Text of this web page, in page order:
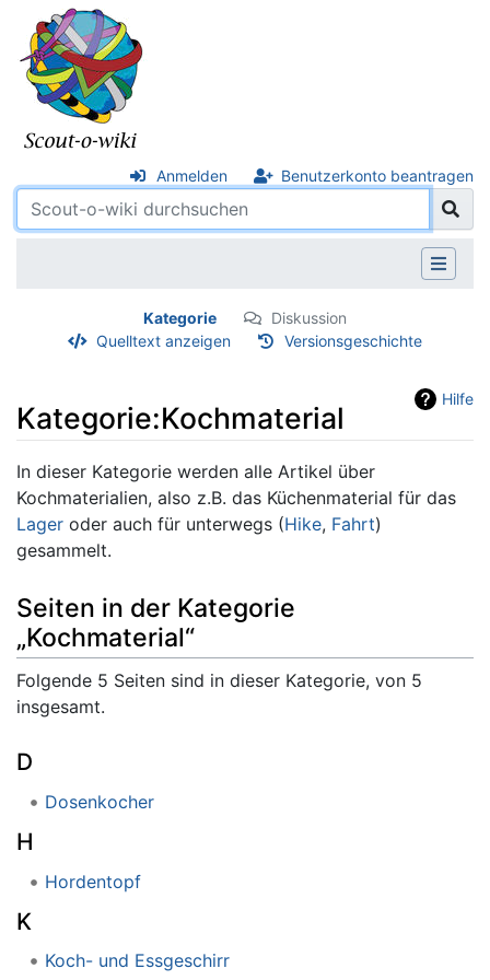
Anmelden Benutzerkonto beantragen
Kategorie
Diskussion
Quelltext anzeigen
Versionsgeschichte
Hilfe
Kategorie:Kochmaterial
Wechseln zu:Navigation,Suche
In dieser Kategorie werden alle Artikel über
Kochmaterialien, also z.B. das Küchenmaterial für das
Lager oder auch für unterwegs (Hike, Fahrt)
gesammelt.
Seiten in der Kategorie
„Kochmaterial“
Folgende 5 Seiten sind in dieser Kategorie, von 5
insgesamt.
D
Dosenkocher
H
Hordentopf
K
Koch- und Essgeschirr